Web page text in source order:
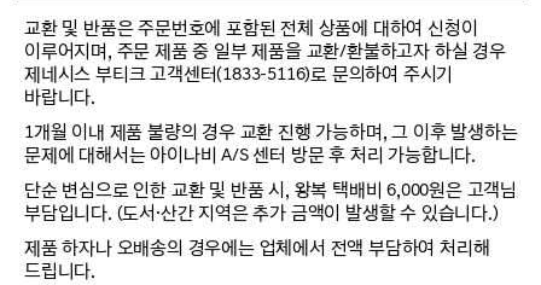
교환 및 반품은 주문번호에 포함된 전체 상품에 대하여 신청이
이루어지며, 주문 제품 중 일부 제품을 교환/환불하고자 하실 경우
제네시스 부티크 고객센터(1833-5116)로 문의하여 주시기
바랍니다.
1개월 이내 제품 불량의 경우 교환 진행 가능하며, 그 이후 발생하는
문제에 대해서는 아이나비 A/S 센터 방문 후 처리 가능합니다.
단순 변심으로 인한 교환 및 반품 시, 왕복 택배비 6,000원은 고객님
부담입니다. (도서·산간 지역은 추가 금액이 발생할 수 있습니다.)
제품 하자나 오배송의 경우에는 업체에서 전액 부담하여 처리해
드립니다.